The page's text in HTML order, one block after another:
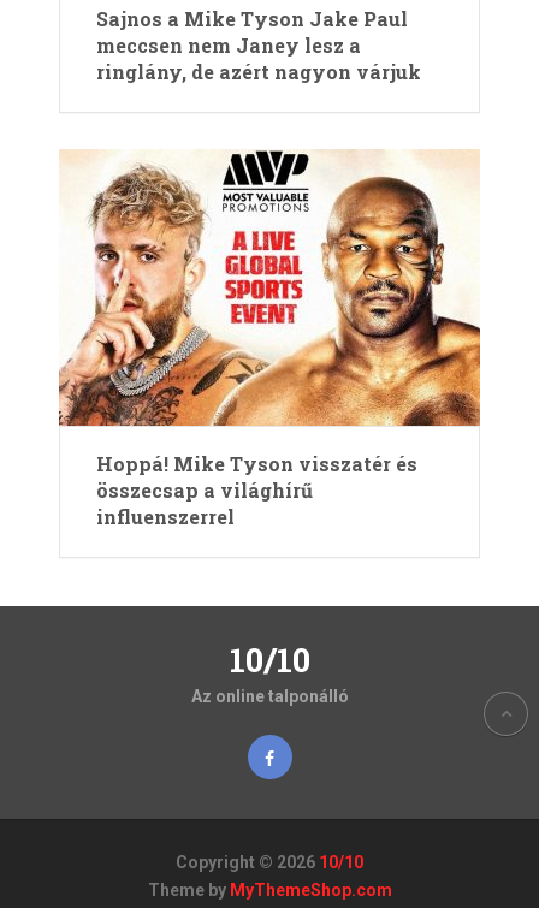
Sajnos a Mike Tyson Jake Paul
meccsen nem Janey lesz a
ringlány, de azért nagyon várjuk
Hoppá! Mike Tyson visszatér és
összecsap a világhírű
influenszerrel
10/10
Az online talponálló
Copyright © 2026 10/10
Theme by MyThemeShop.com